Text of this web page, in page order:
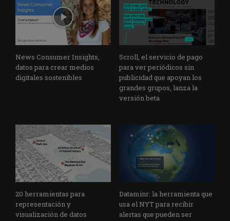
News Consumer Insights,
datos para crear medios
digitales sostenibles
Scroll, el servicio de pago
para ver periódicos sin
publicidad que apoyan los
grandes grupos, lanza la
versión beta
20 herramientas para
representación y
visualización de datos
Dataminr: la herramienta que
usa el NYT para recibir
alertas que pueden ser